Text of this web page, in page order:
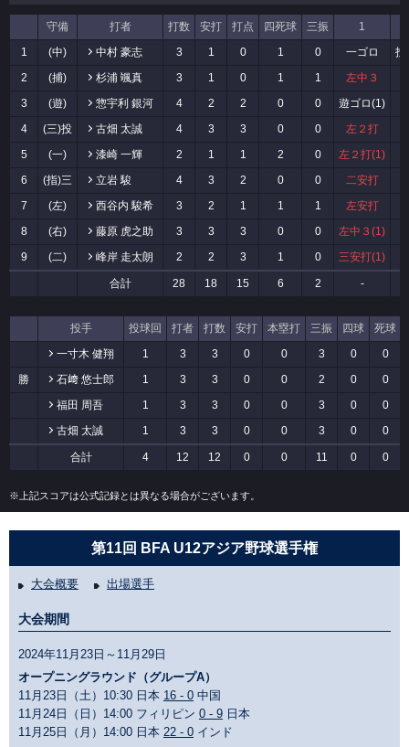
守備 打者 打数 安打 打点 四死球 三振
1
1
(中) 中村 豪志 3 1 0 1 0 一ゴロ
2
(捕) 杉浦 颯真 3 1 0 1 1
左中３
3
(遊) 惣宇利 銀河 4 2 2 0 0
遊ゴロ(1)
4
(三)投 古畑 太誠 4 3 3 0 0
左２打
5
(一) 漆崎 一輝 2 1 1 2 0
左２打(1)
6
(指)三 立岩 駿 4 3 2 0 0
二安打
7
(左) 西谷内 駿希 3 2 1 1 1
左安打
8
(右) 藤原 虎之助 3 3 3 0 0
左中３(1)
9
(二) 峰岸 走太朗 2 2 3 1 0 三安打(1)
合計 28 18 15 6 2 -
投手 投球回 打者 打数 安打 本塁打 三振 四球 死球
一寸木 健翔
1 3 3 0 0 3 0
0
勝
石﨑 悠士郎 1 3 3 0 0 2 0
0
福田 周吾
1 3 3 0 0 3 0
0
古畑 太誠
1 3 3 0 0 3 0 0
合計 4 12 12 0 0 11 0 0
※上記スコアは公式記録とは異なる場合がございます。
第11回 BFA U12アジア野球選手権
大会概要 出場選手
大会期間
2024年11月23日～11月29日
オープニングラウンド（グループA）
11月23日（土）10:30 日本 16 - 0 中国
11月24日（日）14:00 フィリピン 0 - 9 日本
11月25日（月）14:00 日本 22 - 0 インド